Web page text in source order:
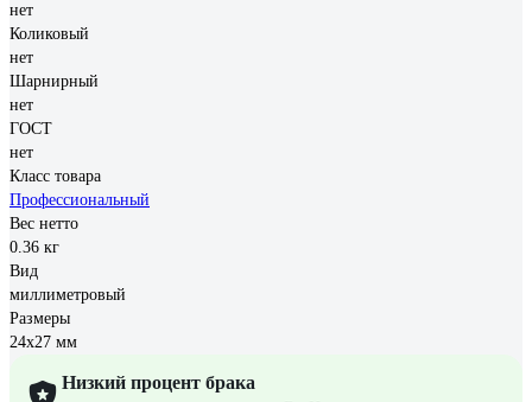
нет
Коликовый
нет
Шарнирный
нет
ГОСТ
нет
Класс товара
Профессиональный
Вес нетто
0.36 кг
Вид
миллиметровый
Размеры
24х27 мм
Низкий процент брака